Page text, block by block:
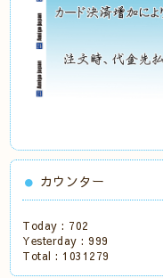
カウンター
Today : 702
Yesterday :999
Total : 1031279